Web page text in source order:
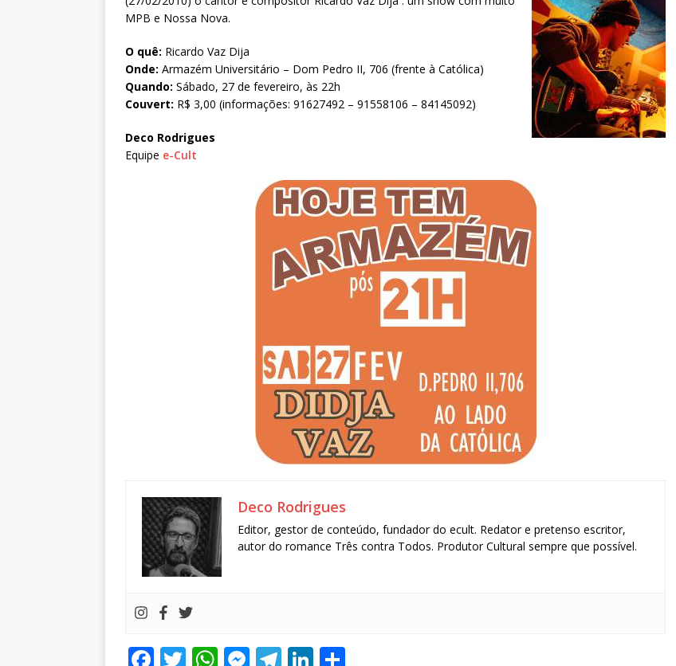
MPB e Nossa Nova.
O quê: Ricardo Vaz Dija
Onde: Armazém Universitário – Dom Pedro II, 706 (frente à Católica)
Quando: Sábado, 27 de fevereiro, às 22h
Couvert: R$ 3,00 (informações: 91627492 – 91558106 – 84145092)
Deco Rodrigues
Equipe e-Cult
Deco Rodrigues
Editor, gestor de conteúdo, fundador do ecult. Redator e pretenso escritor,
autor do romance Três contra Todos. Produtor Cultural sempre que possível.
F T W M T Li